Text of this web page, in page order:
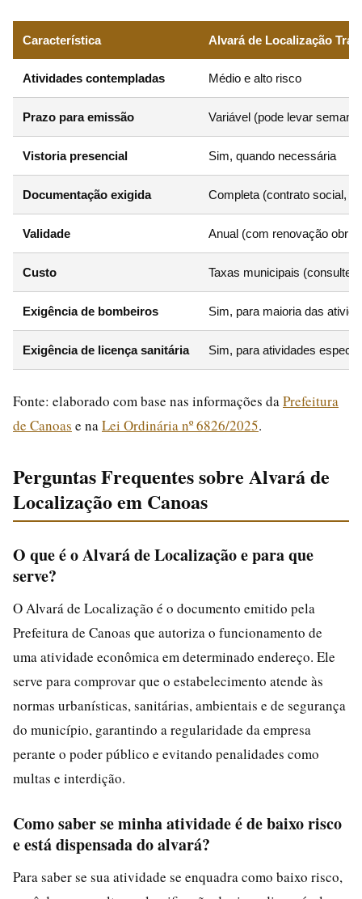
Característica Alvará de Localização
Atividades contempladas Médio e alto risco
Prazo para emissão Variável (pode levar
Vistoria presencial Sim, quando necessária
Documentação exigida Completa (contrato social,
Validade Anual (com renovação
Custo Taxas municipais (consulte
Exigência de bombeiros Sim, para maioria das
Exigência de licença sanitária Sim, para atividades
Fonte: elaborado com base nas informações da Prefeitura
de Canoas e na Lei Ordinária nº 6826/2025.
Perguntas Frequentes sobre Alvará de
Localização em Canoas
O que é o Alvará de Localização e para que
serve?
O Alvará de Localização é o documento emitido pela
Prefeitura de Canoas que autoriza o funcionamento de
uma atividade econômica em determinado endereço. Ele
serve para comprovar que o estabelecimento atende às
normas urbanísticas, sanitárias, ambientais e de segurança
do município, garantindo a regularidade da empresa
perante o poder público e evitando penalidades como
multas e interdição.
Como saber se minha atividade é de baixo risco
e está dispensada do alvará?
Para saber se sua atividade se enquadra como baixo risco,